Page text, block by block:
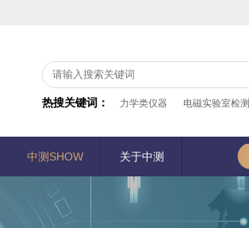
热搜关键词： 力学类仪器 电磁实验室检测
中测SHOW 关于中测